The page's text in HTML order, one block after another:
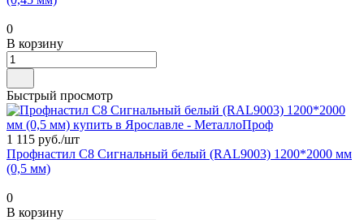
0
В корзину
Быстрый просмотр
1 115 руб./шт
Профнастил С8 Сигнальный белый (RAL9003) 1200*2000 мм
(0,5 мм)
0
В корзину